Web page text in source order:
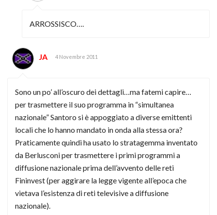
ARROSSISCO….
JA 4 Novembre 2011
Sono un po’ all’oscuro dei dettagli…ma fatemi capire…
per trasmettere il suo programma in “simultanea
nazionale” Santoro si è appoggiato a diverse emittenti
locali che lo hanno mandato in onda alla stessa ora?
Praticamente quindi ha usato lo stratagemma inventato
da Berlusconi per trasmettere i primi programmi a
diffusione nazionale prima dell’avvento delle reti
Fininvest (per aggirare la legge vigente all’epoca che
vietava l’esistenza di reti televisive a diffusione
nazionale).